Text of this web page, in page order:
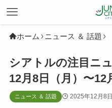
ホーム ニュース ＆ 話題
シアトルの注目ニ
12月8日（月）〜12
ニュース ＆ 話題 2025年12月8